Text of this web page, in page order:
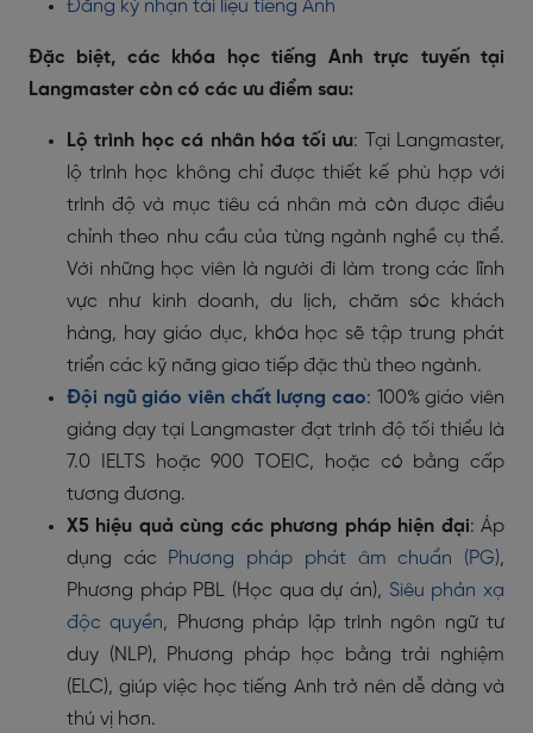
Đăng ký nhận tài liệu tiếng Anh
Đặc biệt, các khóa học tiếng Anh trực tuyến tại
Langmaster còn có các ưu điểm sau:
Lộ trình học cá nhân hóa tối ưu: Tại Langmaster,
lộ trình học không chỉ được thiết kế phù hợp với
trình độ và mục tiêu cá nhân mà còn được điều
chỉnh theo nhu cầu của từng ngành nghề cụ thể.
Với những học viên là người đi làm trong các lĩnh
vực như kinh doanh, du lịch, chăm sóc khách
hàng, hay giáo dục, khóa học sẽ tập trung phát
triển các kỹ năng giao tiếp đặc thù theo ngành.
Đội ngũ giáo viên chất lượng cao: 100% giáo viên
giảng dạy tại Langmaster đạt trình độ tối thiểu là
7.0 IELTS hoặc 900 TOEIC, hoặc có bằng cấp
tương đương.
X5 hiệu quả cùng các phương pháp hiện đại: Áp
dụng các Phương pháp phát âm chuẩn (PG),
Phương pháp PBL (Học qua dự án), Siêu phản xạ
độc quyền, Phương pháp lập trình ngôn ngữ tư
duy (NLP), Phương pháp học bằng trải nghiệm
(ELC), giúp việc học tiếng Anh trở nên dễ dàng và
thú vị hơn.